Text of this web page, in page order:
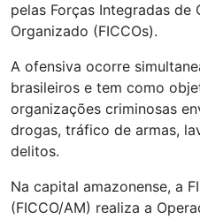
pelas Forças Integradas de
Organizado (FICCOs).
A ofensiva ocorre
brasileiros e tem como
organizações criminosas
drogas, tráfico de armas,
delitos.
Na capital amazonense, a
(FICCO/AM) realiza a